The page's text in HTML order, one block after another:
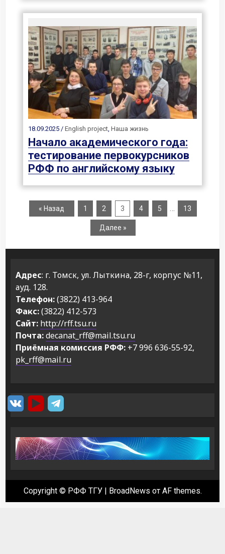
18.09.2025 / English project, Наша жизнь
Начало академического года:
тестирование первокурсников
РФФ по английскому языку
« Назад 1 2 3 4 5 … 13
Далее »
Адрес: г. Томск, ул. Лыткина, 28-г, корпус №11,
ауд. 128.
Телефон:(3822) 413-964
Факс:(3822) 412-573
Сайт: http://rff.tsu.ru
Почта:decanat_rff@mail.tsu.ru
Приёмная комиссия РФФ: +7 996 636-55-92,
pk_rff@mail.ru
Copyright © РФФ ТГУ BroadNews от AF themes.